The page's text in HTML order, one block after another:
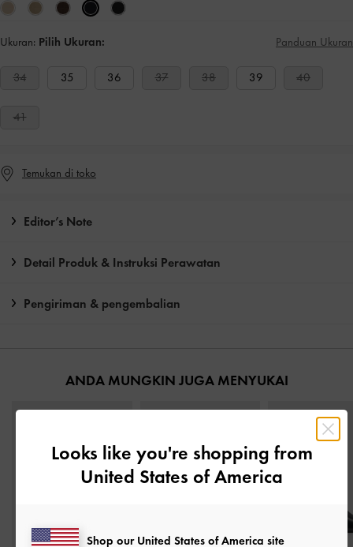
Ukuran: Pilih Ukuran: Panduan Ukuran
34 35 36 37 38 39 40
41
Temukan di toko
Editor’s Note
Detail Produk & Instruksi Perawatan
Pengiriman & pengembalian
ANDA MUNGKIN JUGA MENYUKAI
Looks like you're shopping from
United States of America
Shop our United States of America site